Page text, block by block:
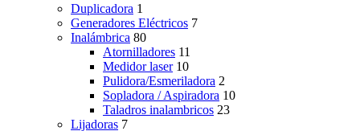
Duplicadora 1
Generadores Eléctricos 7
Inalámbrica 80
Atornilladores 11
Medidor laser 10
Pulidora/Esmeriladora 2
Sopladora / Aspiradora 10
Taladros inalambricos 23
Lijadoras 7